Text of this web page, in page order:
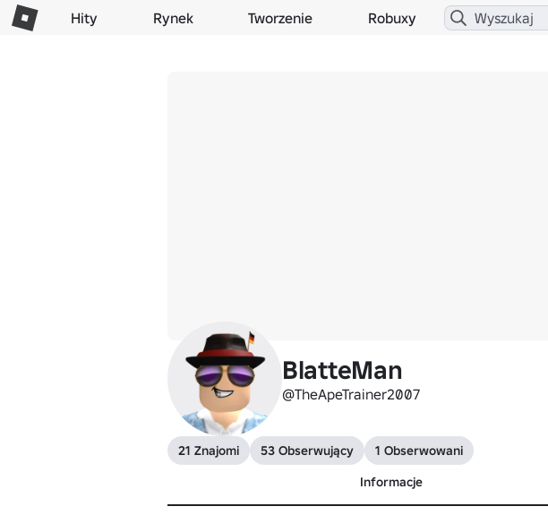
Hity Rynek Tworzenie Robuxy
BlatteMan
@TheApeTrainer2007
21 Znajomi 53 Obserwujący
1 Obserwowani
Informacje